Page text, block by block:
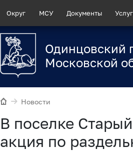
Округ МСУ Документы
Одинцовский
Московской
Новости
В поселке
акция по